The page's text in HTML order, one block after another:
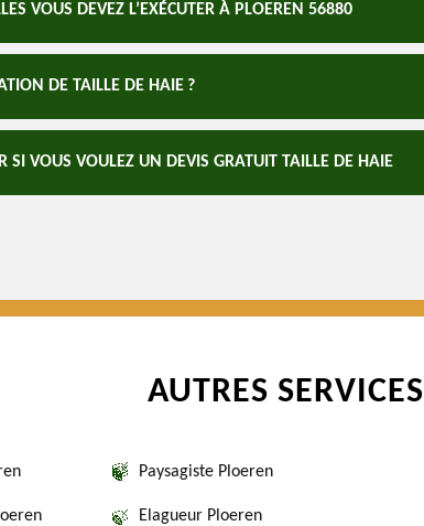
VOUS DEVEZ L’EXÉCUTER À PLOEREN 56880
DE TAILLE DE HAIE ?
SI VOUS VOULEZ UN DEVIS GRATUIT TAILLE DE HAIE
AUTRES SERVICES
Paysagiste Ploeren
Elagueur Ploeren